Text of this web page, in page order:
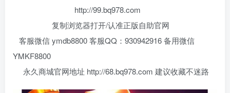
http://99.bq978.com
复制浏览器打开/认准正版自助官网
客服微信 ymdb8800 客服QQ：930942916 备用微信
YMKF8800
永久商城官网地址 http://68.bq978.com 建议收藏不迷路